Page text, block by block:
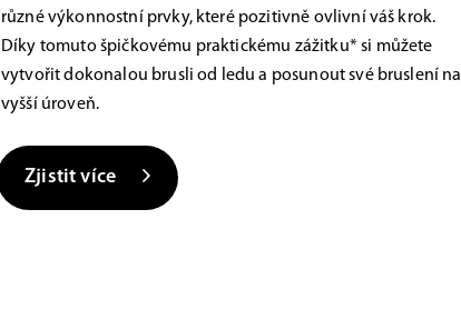
různé výkonnostní prvky, které pozitivně ovlivní váš krok.
Díky tomuto špičkovému praktickému zážitku* si můžete
vytvořit dokonalou brusli od ledu a posunout své bruslení na
vyšší úroveň.
Zjistit více